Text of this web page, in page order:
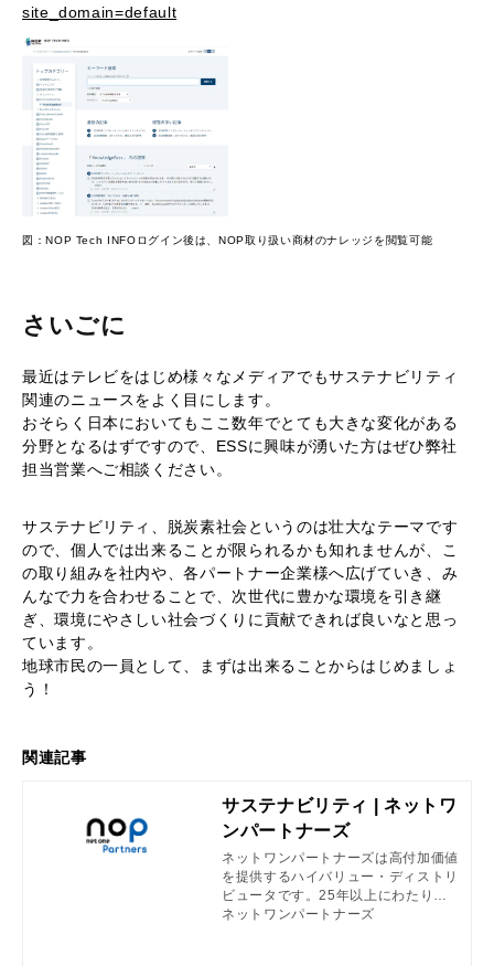
site_domain=default
図：NOP Tech INFOログイン後は、NOP取り扱い商材のナレッジを閲覧可能
さいごに
最近はテレビをはじめ様々なメディアでもサステナビリティ
関連のニュースをよく目にします。
おそらく日本においてもここ数年でとても大きな変化がある
分野となるはずですので、ESSに興味が湧いた方はぜひ弊社
担当営業へご相談ください。
サステナビリティ、脱炭素社会というのは壮大なテーマです
ので、個人では出来ることが限られるかも知れませんが、こ
の取り組みを社内や、各パートナー企業様へ広げていき、み
んなで力を合わせることで、次世代に豊かな環境を引き継
ぎ、環境にやさしい社会づくりに貢献できれば良いなと思っ
ています。
地球市民の一員として、まずは出来ることからはじめましょ
う！
関連記事
サステナビリティ | ネットワ
ンパートナーズ
ネットワンパートナーズは高付加価値
を提供するハイバリュー・ディストリ
ビュータです。25年以上にわたり培
った国内トップクラスの技術力・解決
ネットワンパートナーズ